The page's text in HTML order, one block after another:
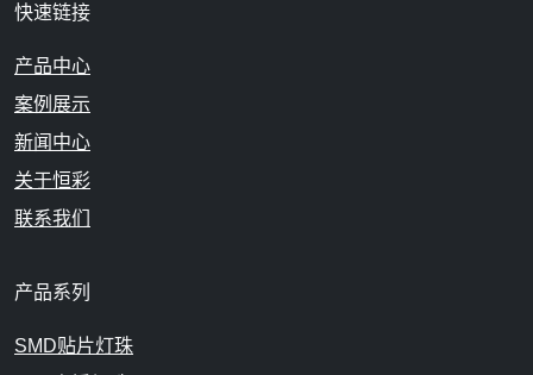
快速链接
产品中心
案例展示
新闻中心
关于恒彩
联系我们
产品系列
SMD贴片灯珠